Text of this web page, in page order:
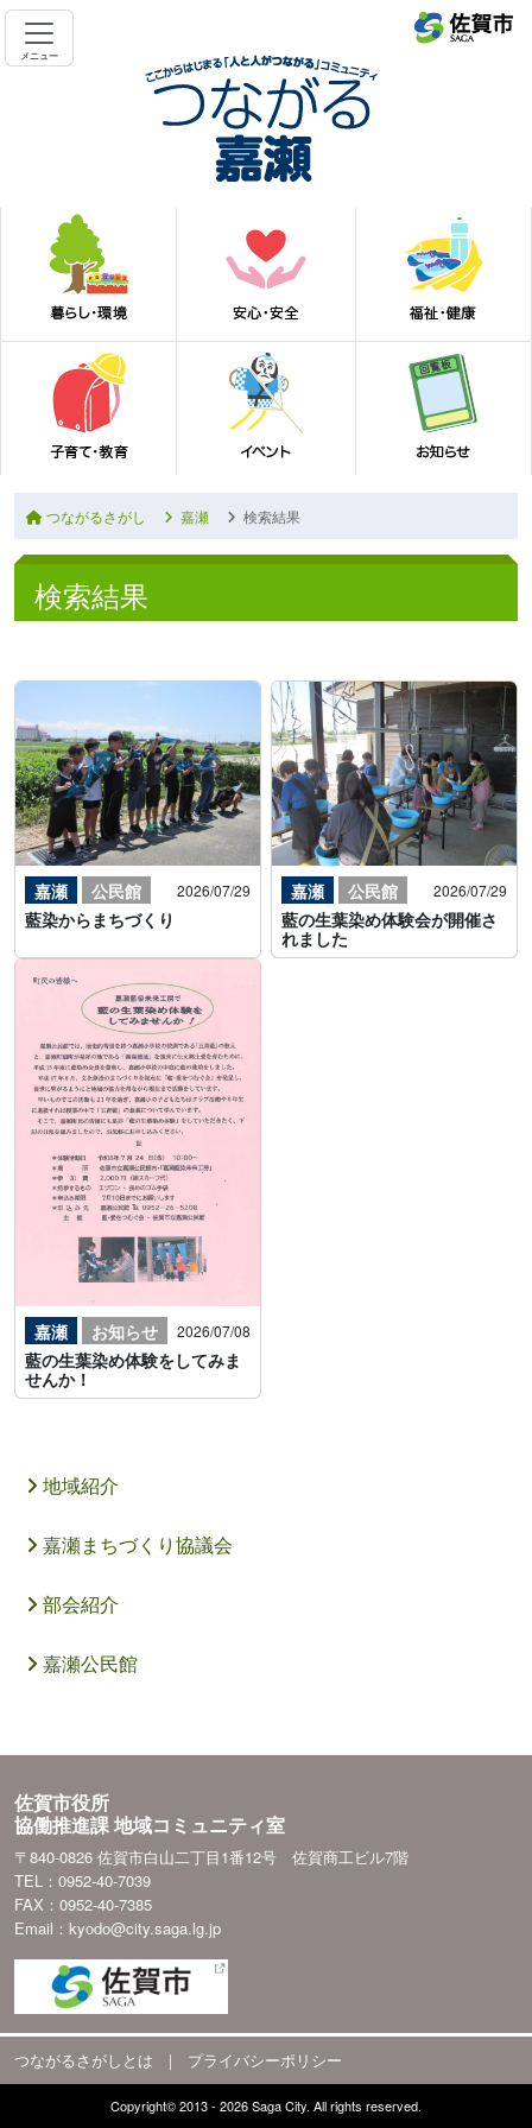
メニュー
つながるさがし 嘉瀬 検索結果
検索結果
嘉瀬 公民館 2026/07/29
藍染からまちづくり
嘉瀬 公民館 2026/07/29
藍の生葉染め体験会が開催さ
れました
嘉瀬 お知らせ 2026/07/08
藍の生葉染め体験をしてみま
せんか！
地域紹介
嘉瀬まちづくり協議会
部会紹介
嘉瀬公民館
佐賀市役所
協働推進課 地域コミュニティ室
〒840-0826 佐賀市白山二丁目1番12号 佐賀商工ビル7階
TEL：0952-40-7039
FAX：0952-40-7385
Email：kyodo@city.saga.lg.jp
つながるさがしとは ｜ プライバシーポリシー
Copyright© 2013 - 2026 Saga City. All rights reserved.